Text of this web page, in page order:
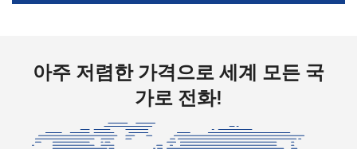
아주 저렴한 가격으로 세계 모든 국
가로 전화!